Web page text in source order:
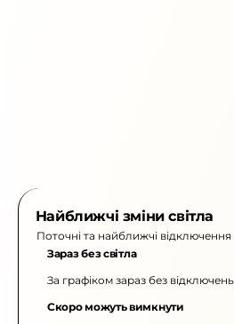
Найближчі зміни світла
Поточні та найближчі відключення
Зараз без світла
За графіком зараз без
Скоро можуть вимкнути